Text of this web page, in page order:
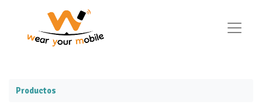
Productos